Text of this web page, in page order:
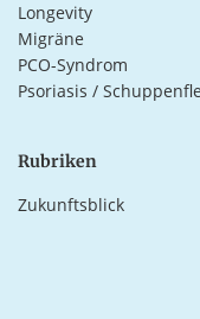
Longevity
Migräne
PCO-Syndrom
Psoriasis /
Rubriken
Zukunftsblick